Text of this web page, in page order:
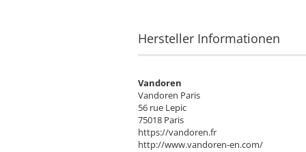
Hersteller Informationen
Vandoren
Vandoren Paris
56 rue Lepic
75018 Paris
https://vandoren.fr
http://www.vandoren-en.com/